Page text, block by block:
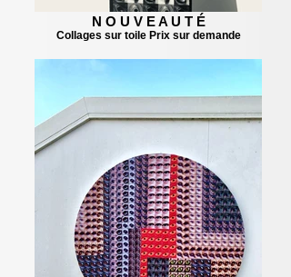
N O U V E A U T É
Collages sur toile Prix sur demande